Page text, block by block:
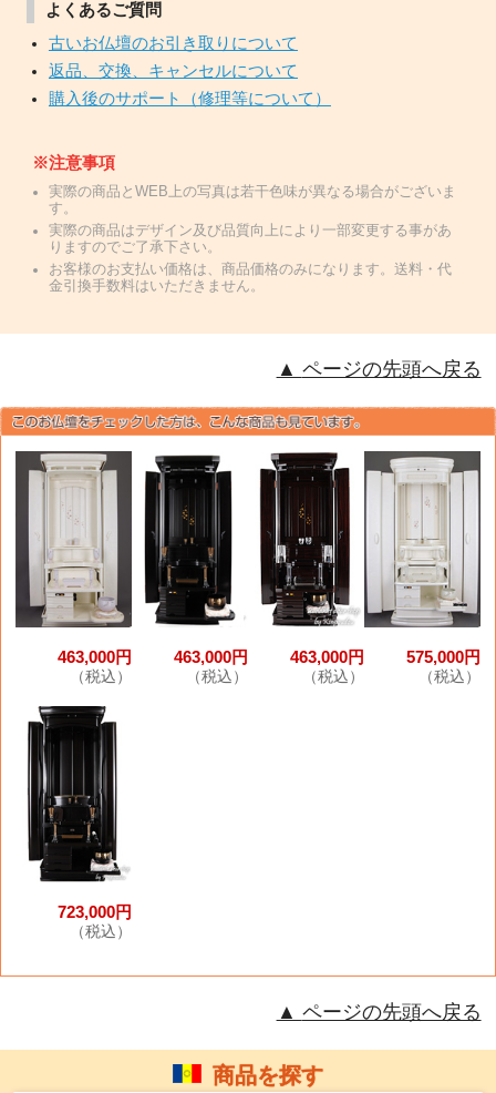
よくあるご質問
古いお仏壇のお引き取りについて
返品、交換、キャンセルについて
購入後のサポート（修理等について）
※注意事項
実際の商品とWEB上の写真は若干色味が異なる場合がございま
す。
実際の商品はデザイン及び品質向上により一部変更する事があ
りますのでご了承下さい。
お客様のお支払い価格は、商品価格のみになります。送料・代
金引換手数料はいただきません。
ページの先頭へ戻る
463,000円
（税込）
463,000円
（税込）
463,000円
（税込）
575,000円
（税込）
723,000円
（税込）
ページの先頭へ戻る
商品を探す